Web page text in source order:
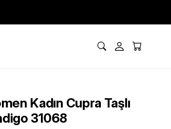
Kadın Cupra Taşlı
31068